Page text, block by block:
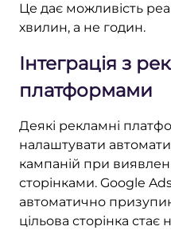
Це дає можливість
хвилин, а не годин.
Інтеграція з
платформами
Деякі рекламні
налаштувати
кампаній при
сторінками. Google
автоматично
цільова сторінка